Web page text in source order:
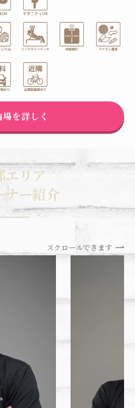
を詳しく
エリア
ナー紹介
スクロールできます